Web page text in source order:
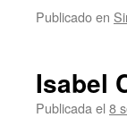
Publicado en
Isabel
Publicada el 8